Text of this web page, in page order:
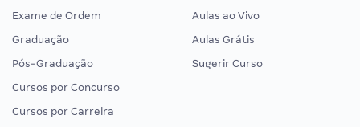
Exame de Ordem
Graduação
Pós-Graduação
Cursos por Concurso
Cursos por Carreira
Aulas ao Vivo
Aulas Grátis
Sugerir Curso